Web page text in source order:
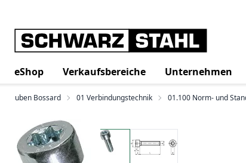
eShop Verkaufsbereiche Unternehmen
Bossard 01 Verbindungstechnik 01.100 Norm- und